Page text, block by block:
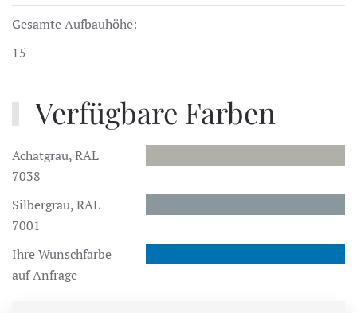
Gesamte Aufbauhöhe:
15
Verfügbare Farben
Achatgrau, RAL
7038
Silbergrau, RAL
7001
Ihre Wunschfarbe
auf Anfrage